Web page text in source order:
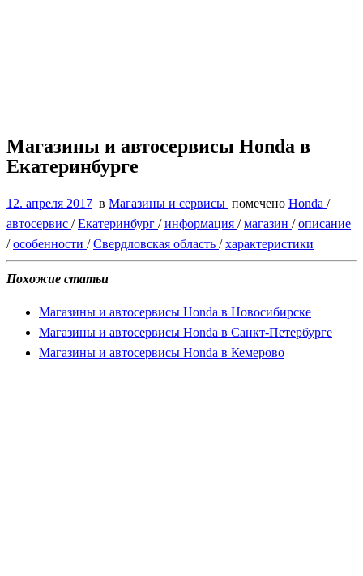
Магазины и автосервисы Honda в
Екатеринбурге
12. апреля 2017 в Магазины и сервисы помечено Honda /
автосервис /Екатеринбург /информация /магазин /описание
/особенности /Свердловская область /характеристики
Похожие статьи
Магазины и автосервисы Honda в Новосибирске
Магазины и автосервисы Honda в Санкт-Петербурге
Магазины и автосервисы Honda в Кемерово